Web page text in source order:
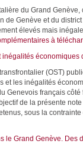
du Grand
de Genève et du
élevés mais
à
(OST)
et les inégalités
Genevois français
de la présente
sous la
le Grand Genève. Des